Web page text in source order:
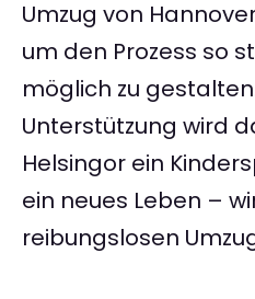
Umzug von
um den Prozess so
möglich zu
Unterstützung wird
Helsingor ein
ein neues Leben –
reibungslosen